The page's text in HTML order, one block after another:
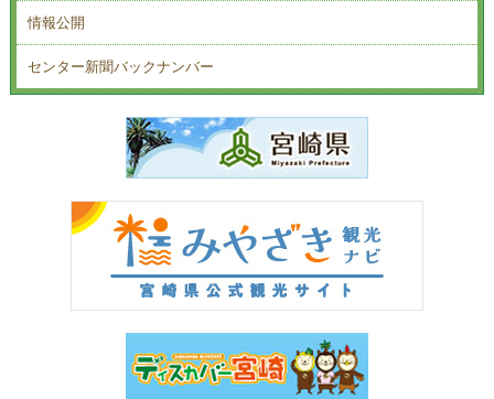
情報公開
センター新聞バックナンバー